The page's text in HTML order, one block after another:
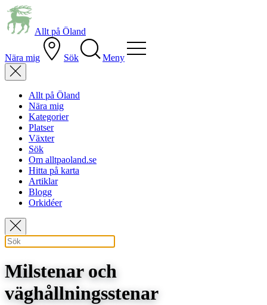
Allt på Öland
Nära mig Sök Meny
Allt på Öland
Nära mig
Kategorier
Platser
Växter
Sök
Om alltpaoland.se
Hitta på karta
Artiklar
Blogg
Orkidéer
Milstenar och
väghållningsstenar